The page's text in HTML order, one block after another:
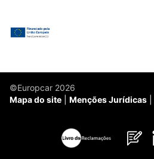
©Europcar 2026
Mapa do site
Menções Jurídicas